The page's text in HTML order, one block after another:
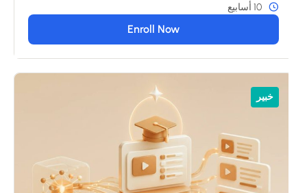
10 أسابيع
Enroll Now